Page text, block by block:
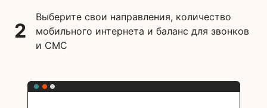
2
Выберите свои направления, количество
мобильного интернета и баланс для звонков
и СМС